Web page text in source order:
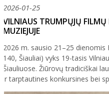
2026-01-25
VILNIAUS TRUMPŲJŲ
MUZIEJUJE
2026 m. sausio 21–25
140, Šiauliai) vyks 19-tasis
Šiauliuose. Žiūrovų tradiciškai
ir tarptautines konkursines bei